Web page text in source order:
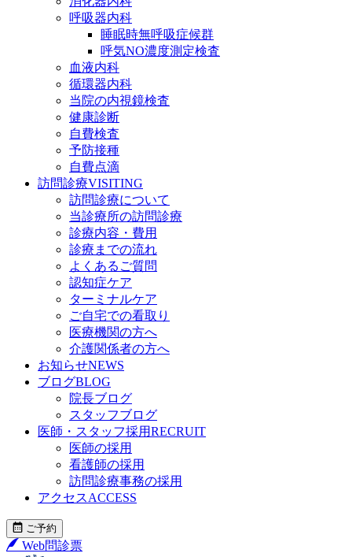
呼吸器内科
睡眠時無呼吸症候群
呼気NO濃度測定検査
血液内科
循環器内科
当院の内視鏡検査
健康診断
自費検査
予防接種
自費点滴
訪問診療VISITING
訪問診療について
当診療所の訪問診療
診療内容・費用
診療までの流れ
よくあるご質問
認知症ケア
ターミナルケア
ご自宅での看取り
医療機関の方へ
介護関係者の方へ
お知らせNEWS
ブログBLOG
院長ブログ
スタッフブログ
医師・スタッフ採用RECRUIT
医師の採用
看護師の採用
訪問診療事務の採用
アクセスACCESS
ご予約
Web問診票